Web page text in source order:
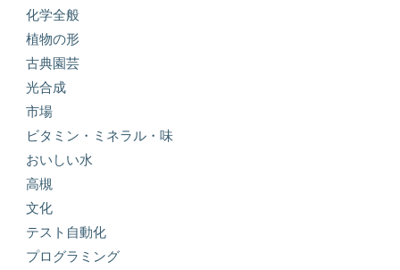
化学全般
植物の形
古典園芸
光合成
市場
ビタミン・ミネラル・味
おいしい水
高槻
文化
テスト自動化
プログラミング